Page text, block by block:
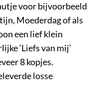
voor bijvoorbeeld
Moederdag of als
een lief klein
‘Liefs van mij’
8 kopjes.
losse